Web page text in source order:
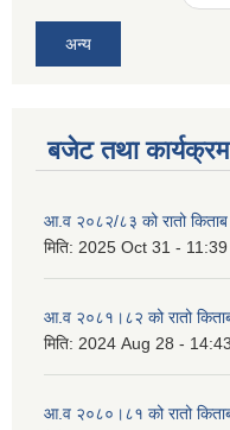
अन्य
बजेट तथा कार्यक्रम
आ.व २०८२/८३ को रातो किताब
मिति: 2025 Oct 31 - 11:39
आ.व २०८१।८२ को रातो
मिति: 2024 Aug 28 - 14:43
आ.व २०८०।८१ को रातो